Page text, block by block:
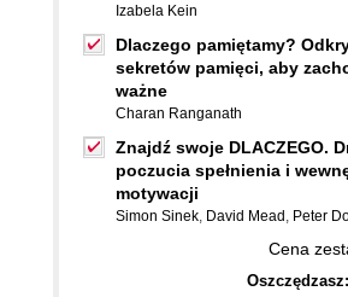
Izabela Kein
Dlaczego pamiętamy?
sekretów pamięci, aby
ważne
Charan Ranganath
Znajdź swoje DLACZEGO.
poczucia spełnienia i
motywacji
Simon Sinek, David Mead , Peter
Cena